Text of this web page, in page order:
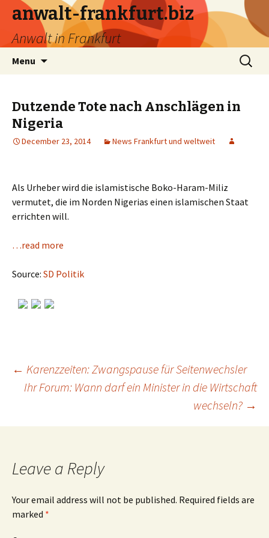
anwalt-frankfurt.biz
Anwalt in Frankfurt
Menu
Search
for:
Dutzende Tote nach Anschlägen in
Nigeria
December 23, 2014 News Frankfurt und weltweit
Als Urheber wird die islamistische Boko-Haram-Miliz
vermutet, die im Norden Nigerias einen islamischen Staat
errichten will.
…read more
Source: SD Politik
Post
navigation
← Karenzzeiten: Zwangspause für Seitenwechsler
Ihr Forum: Wann darf ein Minister in die Wirtschaft
wechseln? →
Leave a Reply
Your email address will not be published. Required fields are
marked *